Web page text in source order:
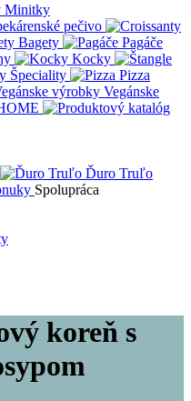
Minitky
pečivo
Bagety
Pagáče
Kocky
Špeciality
Pizza
Vegánske
Ďuro Truľo
Spolupráca
koreň s